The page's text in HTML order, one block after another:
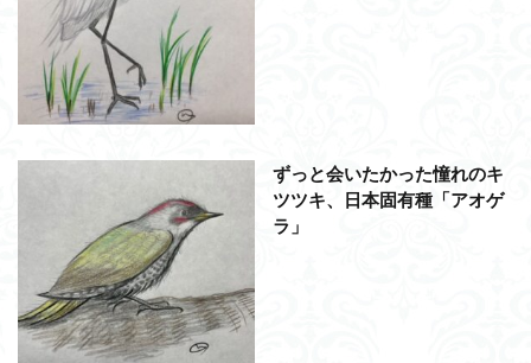
ずっと会いたかった憧れのキ
ツツキ、日本固有種「アオゲ
ラ」